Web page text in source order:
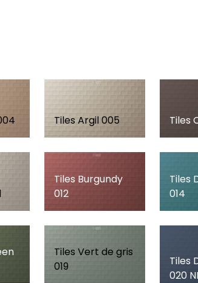
Tiles Argil 005 Tiles
Tiles Burgundy
012
Tiles
014
Tiles Vert de gris
019
Tiles
020